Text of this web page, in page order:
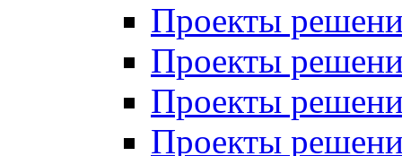
Проекты
Проекты
Проекты
Проекты